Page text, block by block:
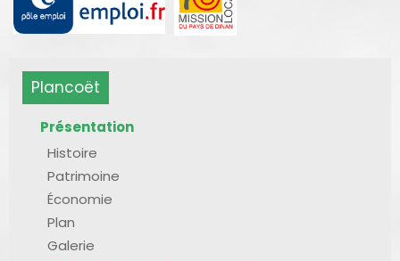
Plancoët
Présentation
Histoire
Patrimoine
Économie
Plan
Galerie